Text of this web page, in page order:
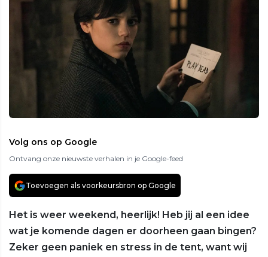
Volg ons op Google
Ontvang onze nieuwste verhalen in je Google-feed
Toevoegen als voorkeursbron op Google
Het is weer weekend, heerlijk! Heb jij al een idee
wat je komende dagen er doorheen gaan bingen?
Zeker geen paniek en stress in de tent, want wij